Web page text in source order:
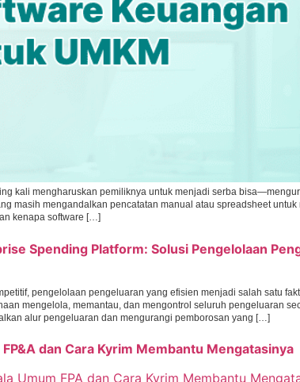
kali mengharuskan pemiliknya untuk menjadi serba
masih mengandalkan pencatatan manual atau spreadsheet
kenapa software […]
Spending Platform: Solusi Pengelolaan
pengelolaan pengeluaran yang efisien menjadi salah satu
mengelola, memantau, dan mengontrol seluruh pengeluaran
alur pengeluaran dan mengurangi pemborosan yang […]
dan Cara Kyrim Membantu Mengatasinya